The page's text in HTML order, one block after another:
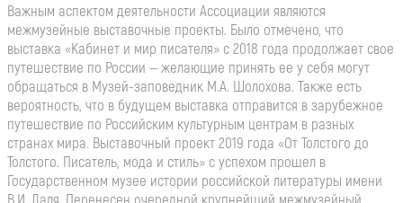
Важным аспектом деятельности Ассоциации являются
межмузейные выставочные проекты. Было отмечено, что
выставка «Кабинет и мир писателя» с 2018 года продолжает свое
путешествие по России — желающие принять ее у себя могут
обращаться в Музей-заповедник М.А. Шолохова. Также есть
вероятность, что в будущем выставка отправится в зарубежное
путешествие по Российским культурным центрам в разных
странах мира. Выставочный проект 2019 года «От Толстого до
Толстого. Писатель, мода и стиль» с успехом прошел в
Государственном музее истории российской литературы имени